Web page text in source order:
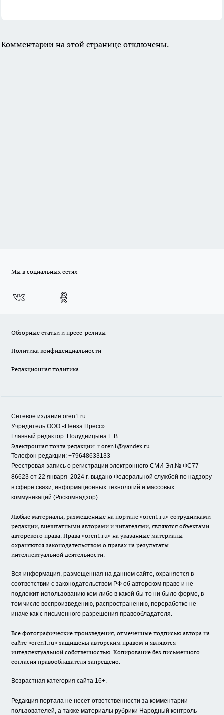
Комментарии на этой странице отключены.
Мы в социальных сетях
Обзорные статьи и пресс-релизы
Политика конфиденциальности
Редакционная политика
Сетевое издание oren1.ru
Учредитель ООО «Пенза Пресс»
Главный редактор: Полудницына Е.В.
Электронная почта редакции: r.oren1@yandex.ru
Телефон редакции: +79648633133
Реестровая запись о регистрации электронного СМИ Эл.№ ФС77-
86623 от 22 января 2024 г. выдано Федеральной службой по надзору
в сфере связи, информационных технологий и массовых
коммуникаций (Роскомнадзор).
Любые материалы, размещенные на портале «oren1.ru» сотрудниками
редакции, внештатными авторами и читателями, являются объектами
авторского права. Права «oren1.ru» на указанные материалы
охраняются законодательством о правах на результаты
интеллектуальной деятельности.
Вся информация, размещенная на данном сайте, охраняется в
соответствии с законодательством РФ об авторском праве и не
подлежит использованию кем-либо в какой бы то ни было форме, в
том числе воспроизведению, распространению, переработке не
иначе как с письменного разрешения правообладателя.
Все фотографические произведения, отмеченные подписью автора на
сайте «oren1.ru» защищены авторским правом и являются
интеллектуальной собственностью. Копирование без письменного
согласия правообладателя запрещено.
Возрастная категория сайта 16+.
Редакция портала не несет ответственности за комментарии
пользователей, а также материалы рубрики Народный контроль